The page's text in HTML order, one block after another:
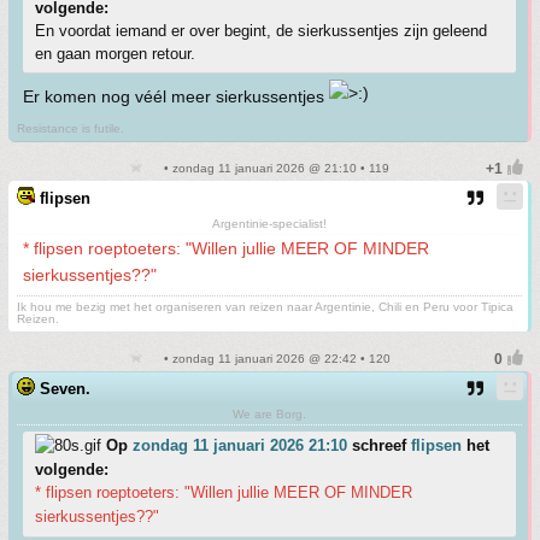
volgende:
En voordat iemand er over begint, de sierkussentjes zijn geleend
en gaan morgen retour.
Er komen nog véél meer sierkussentjes
Resistance is futile.
• zondag 11 januari 2026 @ 21:10 • 119
flipsen
Argentinie-specialist!
* flipsen roeptoeters: "Willen jullie MEER OF MINDER
sierkussentjes??"
Ik hou me bezig met het organiseren van reizen naar Argentinie, Chili en Peru voor Tipica
Reizen.
• zondag 11 januari 2026 @ 22:42 • 120
Seven.
We are Borg.
Op zondag 11 januari 2026 21:10 schreef flipsen het
volgende:
* flipsen roeptoeters: "Willen jullie MEER OF MINDER
sierkussentjes??"